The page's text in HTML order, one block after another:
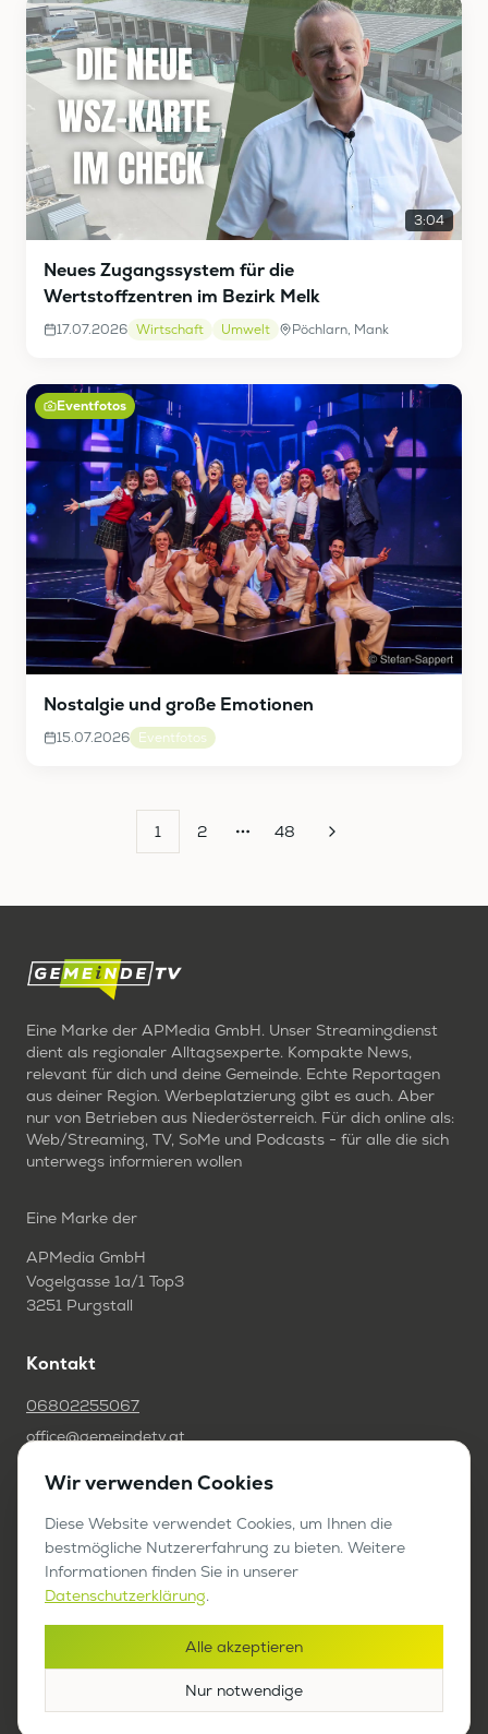
3:04
Neues Zugangssystem für die
Wertstoffzentren im Bezirk Melk
17.07.2026 Wirtschaft Umwelt Pöchlarn, Mank
Eventfotos
Nostalgie und große Emotionen
15.07.2026 Eventfotos
1 2 More pages
48
Eine Marke der APMedia GmbH. Unser Streamingdienst
dient als regionaler Alltagsexperte. Kompakte News,
relevant für dich und deine Gemeinde. Echte Reportagen
aus deiner Region. Werbeplatzierung gibt es auch. Aber
nur von Betrieben aus Niederösterreich. Für dich online als:
Web/Streaming, TV, SoMe und Podcasts - für alle die sich
unterwegs informieren wollen
Eine Marke der
APMedia GmbH
Vogelgasse 1a/1 Top3
3251 Purgstall
Kontakt
06802255067
office@gemeindetv.at
FAQ
IMPRESSUM
DATENSCHUTZ
Werben auf GemeindeTV
Wir verwenden Cookies
Diese Website verwendet Cookies, um Ihnen die
bestmögliche Nutzererfahrung zu bieten. Weitere
Informationen finden Sie in unserer
Datenschutzerklärung.
Alle akzeptieren
Nur notwendige